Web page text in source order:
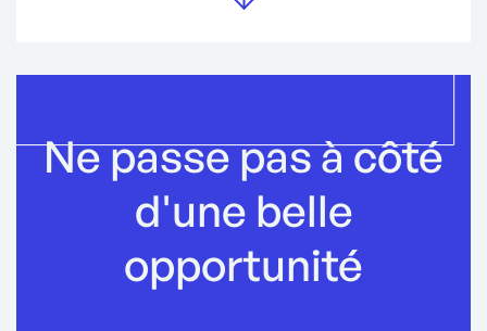
Ne passe pas à côté
d'une belle
opportunité